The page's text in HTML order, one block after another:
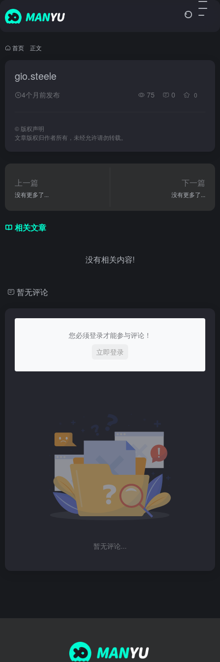
首页 正文
gio.steele
4个月前发布 75 0 0
© 版权声明
文章版权归作者所有，未经允许请勿转载。
上一篇
没有更多了...
下一篇
没有更多了...
相关文章
没有相关内容!
暂无评论
您必须登录才能参与评论！
立即登录
暂无评论...